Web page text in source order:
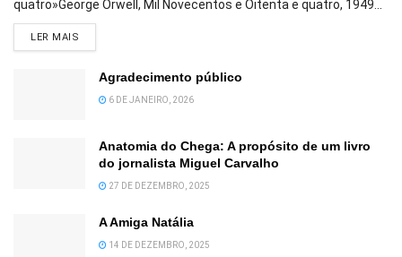
quatro»George Orwell, Mil Novecentos e Oitenta e quatro, 1949...
LER MAIS
Agradecimento público
6 DE JANEIRO, 2026
Anatomia do Chega: A propósito de um livro
do jornalista Miguel Carvalho
27 DE DEZEMBRO, 2025
A Amiga Natália
14 DE DEZEMBRO, 2025